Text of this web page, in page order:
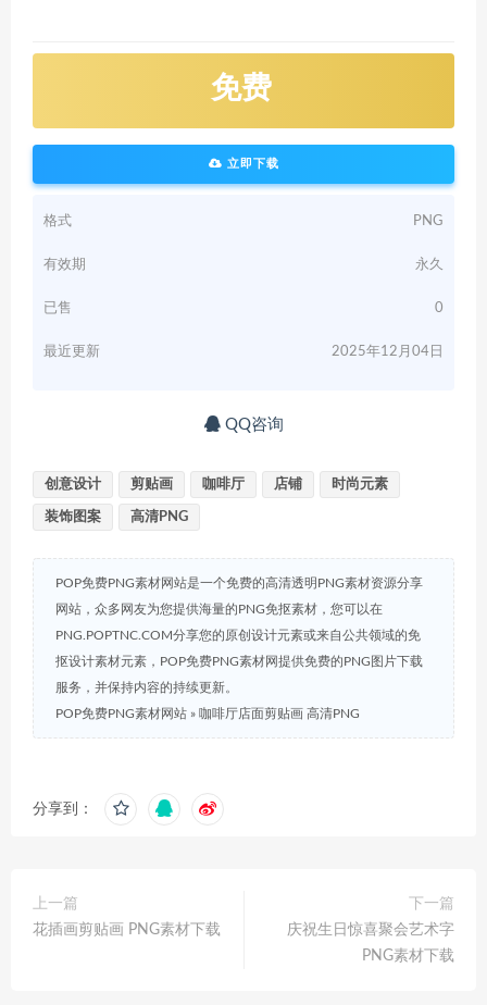
免费
立即下载
格式 PNG
有效期 永久
已售 0
最近更新 2025年12月04日
QQ咨询
创意设计 剪贴画 咖啡厅 店铺 时尚元素
装饰图案 高清PNG
POP免费PNG素材网站是一个免费的高清透明PNG素材资源分享
网站，众多网友为您提供海量的PNG免抠素材，您可以在
PNG.POPTNC.COM分享您的原创设计元素或来自公共领域的免
抠设计素材元素，POP免费PNG素材网提供免费的PNG图片下载
服务，并保持内容的持续更新。
POP免费PNG素材网站 » 咖啡厅店面剪贴画 高清PNG
分享到：
上一篇
花插画剪贴画 PNG素材下载
下一篇
庆祝生日惊喜聚会艺术字
PNG素材下载